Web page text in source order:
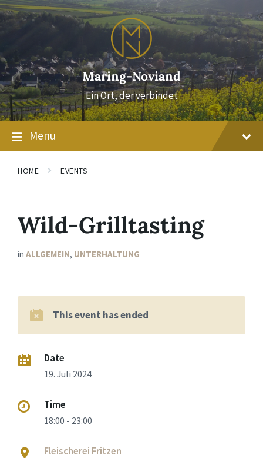
Skip
to
content
Skip
to
main
Skip
to
footer
Maring-Noviand
Ein Ort, der verbindet
Menu
HOME EVENTS
Wild-Grilltasting
in ALLGEMEIN, UNTERHALTUNG
This event has ended
Date
19. Juli 2024
Time
18:00 - 23:00
Fleischerei Fritzen